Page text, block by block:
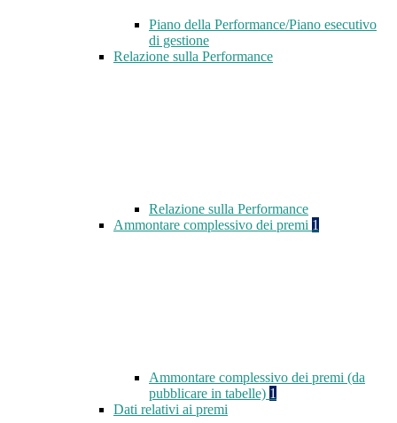
Piano della Performance/Piano esecutivo
di gestione
Relazione sulla Performance
Relazione sulla Performance
Ammontare complessivo dei premi 1
Ammontare complessivo dei premi (da
pubblicare in tabelle) 1
Dati relativi ai premi